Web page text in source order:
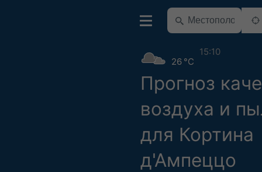
Прогноз
воздуха и
для Кортина
д'Ампеццо
26 °C
15:10